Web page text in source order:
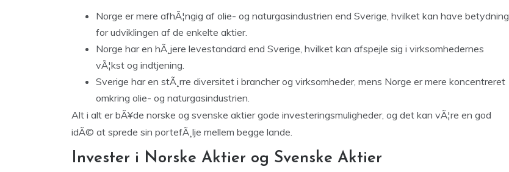
Norge er mere afhÃ¦ngig af olie- og naturgasindustrien end Sverige, hvilket kan have betydning
for udviklingen af de enkelte aktier.
Norge har en hÃ¸jere levestandard end Sverige, hvilket kan afspejle sig i virksomhedernes
vÃ¦kst og indtjening.
Sverige har en stÃ¸rre diversitet i brancher og virksomheder, mens Norge er mere koncentreret
omkring olie- og naturgasindustrien.
Alt i alt er bÃ¥de norske og svenske aktier gode investeringsmuligheder, og det kan vÃ¦re en god
idÃ© at sprede sin portefÃ¸lje mellem begge lande.
Invester i Norske Aktier og Svenske Aktier